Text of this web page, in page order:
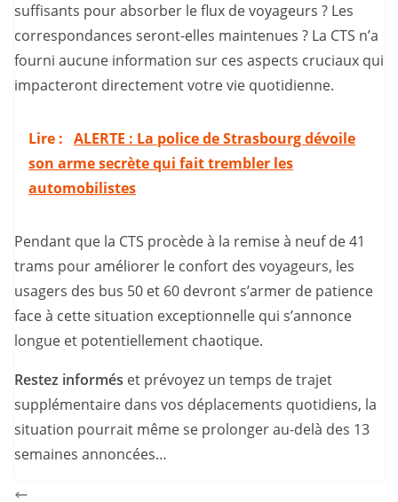
suffisants pour absorber le flux de voyageurs ? Les
correspondances seront-elles maintenues ? La CTS n’a
fourni aucune information sur ces aspects cruciaux qui
impacteront directement votre vie quotidienne.
Lire : ALERTE : La police de Strasbourg dévoile
son arme secrète qui fait trembler les
automobilistes
Pendant que la CTS procède à la remise à neuf de 41
trams pour améliorer le confort des voyageurs, les
usagers des bus 50 et 60 devront s’armer de patience
face à cette situation exceptionnelle qui s’annonce
longue et potentiellement chaotique.
Restez informés et prévoyez un temps de trajet
supplémentaire dans vos déplacements quotidiens, la
situation pourrait même se prolonger au-delà des 13
semaines annoncées…